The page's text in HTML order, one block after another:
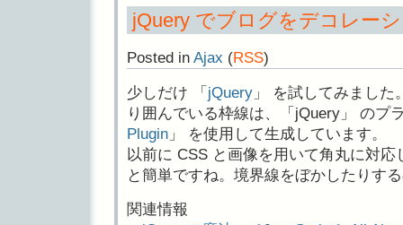
jQuery でブログをデコレー
Posted in Ajax (RSS)
少しだけ 「 jQuery 」 を試してみまし
り囲んでいる枠線は、「jQuery」 のプ
Plugin 」 を使用して生成しています。
以前に CSS と画像を用いて角丸に対
と簡単ですね。境界線をぼかしたりす
関連情報